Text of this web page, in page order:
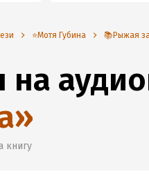
⭐️Мотя Губина 📚Рыжая
»
книгу